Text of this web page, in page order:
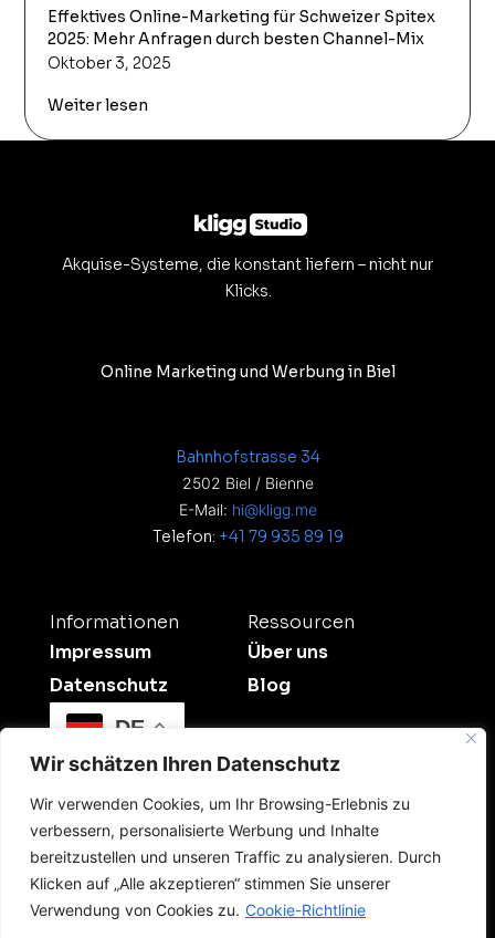
Wir schätzen Ihren Datenschutz
Wir verwenden Cookies, um Ihr Browsing-Erlebnis zu
verbessern, personalisierte Werbung und Inhalte
bereitzustellen und unseren Traffic zu analysieren. Durch
Klicken auf „Alle akzeptieren“ stimmen Sie unserer
Verwendung von Cookies zu. Cookie-Richtlinie
Effektives Online-Marketing für Schweizer Spitex
2025: Mehr Anfragen durch besten Channel-Mix
Oktober 3, 2025
Weiter lesen
Akquise-Systeme, die konstant liefern – nicht nur
Klicks.
Online Marketing und Werbung in Biel
Bahnhofstrasse 34
2502 Biel / Bienne
E-Mail: hi@kligg.me
Telefon: +41 79 935 89 19
Informationen
Impressum
Datenschutz
Ressourcen
Über uns
Blog
DE
©2026 Kligg Studio.
All Rights Reserved. Dein Digitalpartner für